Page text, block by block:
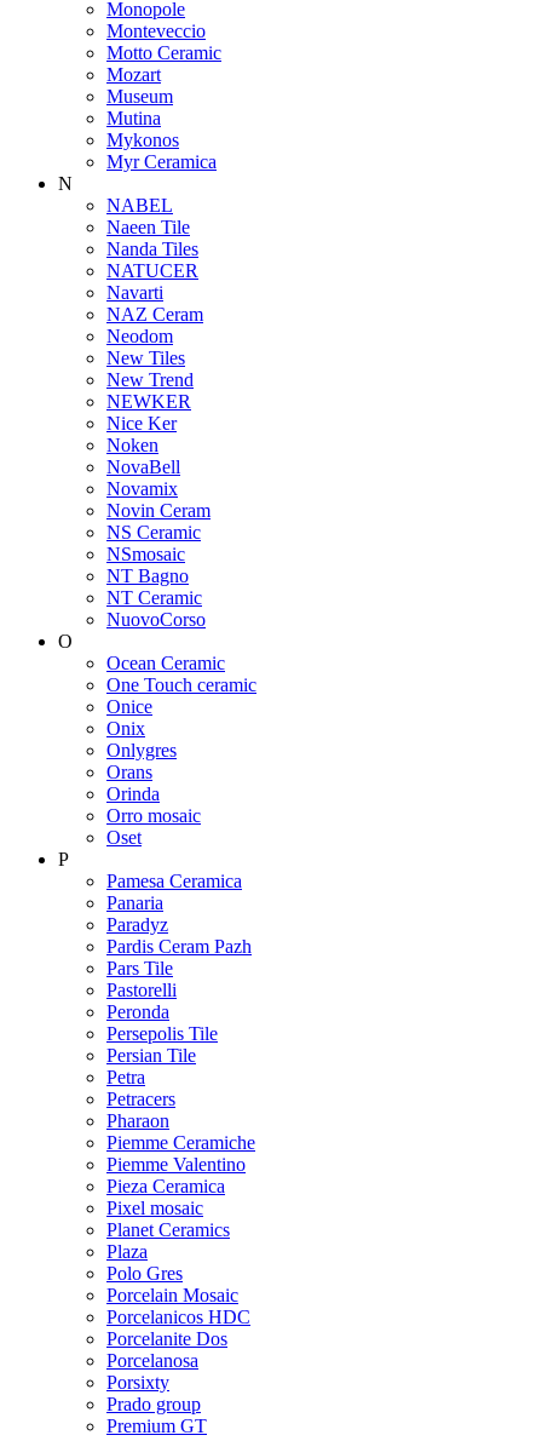
Monopole
Monteveccio
Motto Ceramic
Mozart
Museum
Mutina
Mykonos
Myr Ceramica
N
NABEL
Naeen Tile
Nanda Tiles
NATUCER
Navarti
NAZ Ceram
Neodom
New Tiles
New Trend
NEWKER
Nice Ker
Noken
NovaBell
Novamix
Novin Ceram
NS Ceramic
NSmosaic
NT Bagno
NT Ceramic
NuovoCorso
O
Ocean Ceramic
One Touch ceramic
Onice
Onix
Onlygres
Orans
Orinda
Orro mosaic
Oset
P
Pamesa Ceramica
Panaria
Paradyz
Pardis Ceram Pazh
Pars Tile
Pastorelli
Peronda
Persepolis Tile
Persian Tile
Petra
Petracers
Pharaon
Piemme Ceramiche
Piemme Valentino
Pieza Ceramica
Pixel mosaic
Planet Ceramics
Plaza
Polo Gres
Porcelain Mosaic
Porcelanicos HDC
Porcelanite Dos
Porcelanosa
Porsixty
Prado group
Premium GT